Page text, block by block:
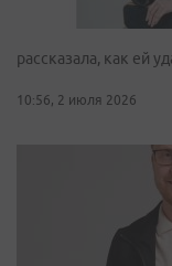
рассказала, как ей
10:56, 2 июля 2026